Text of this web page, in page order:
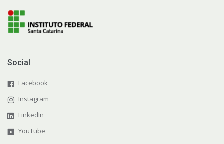
Social
Facebook
Instagram
LinkedIn
YouTube